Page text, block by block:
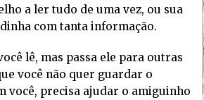
a ler tudo de uma vez, ou sua
com tanta informação.
lê, mas passa ele para outras
você não quer guardar o
você, precisa ajudar o amiguinho